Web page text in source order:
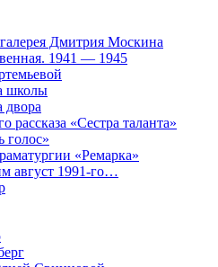
Дмитрия Москина
1941 — 1945
школы
двора
рассказа «Сестра таланта»
голос»
«Ремарка»
август 1991-го…